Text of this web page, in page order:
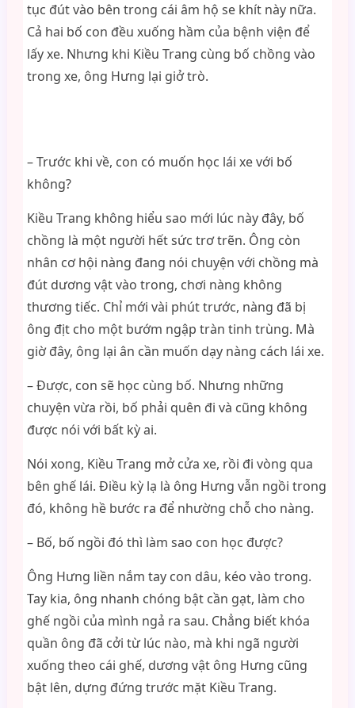
tục đút vào bên trong cái âm hộ se khít này nữa.
Cả hai bố con đều xuống hầm của bệnh viện để
lấy xe. Nhưng khi Kiều Trang cùng bố chồng vào
trong xe, ông Hưng lại giở trò.
– Trước khi về, con có muốn học lái xe với bố
không?
Kiều Trang không hiểu sao mới lúc này đây, bố
chồng là một người hết sức trơ trẽn. Ông còn
nhân cơ hội nàng đang nói chuyện với chồng mà
đút dương vật vào trong, chơi nàng không
thương tiếc. Chỉ mới vài phút trước, nàng đã bị
ông địt cho một bướm ngập tràn tinh trùng. Mà
giờ đây, ông lại ân cần muốn dạy nàng cách lái xe.
– Được, con sẽ học cùng bố. Nhưng những
chuyện vừa rồi, bố phải quên đi và cũng không
được nói với bất kỳ ai.
Nói xong, Kiều Trang mở cửa xe, rồi đi vòng qua
bên ghế lái. Điều kỳ lạ là ông Hưng vẫn ngồi trong
đó, không hề bước ra để nhường chỗ cho nàng.
– Bố, bố ngồi đó thì làm sao con học được?
Ông Hưng liền nắm tay con dâu, kéo vào trong.
Tay kia, ông nhanh chóng bật cần gạt, làm cho
ghế ngồi của mình ngả ra sau. Chẳng biết khóa
quần ông đã cởi từ lúc nào, mà khi ngã người
xuống theo cái ghế, dương vật ông Hưng cũng
bật lên, dựng đứng trước mặt Kiều Trang.